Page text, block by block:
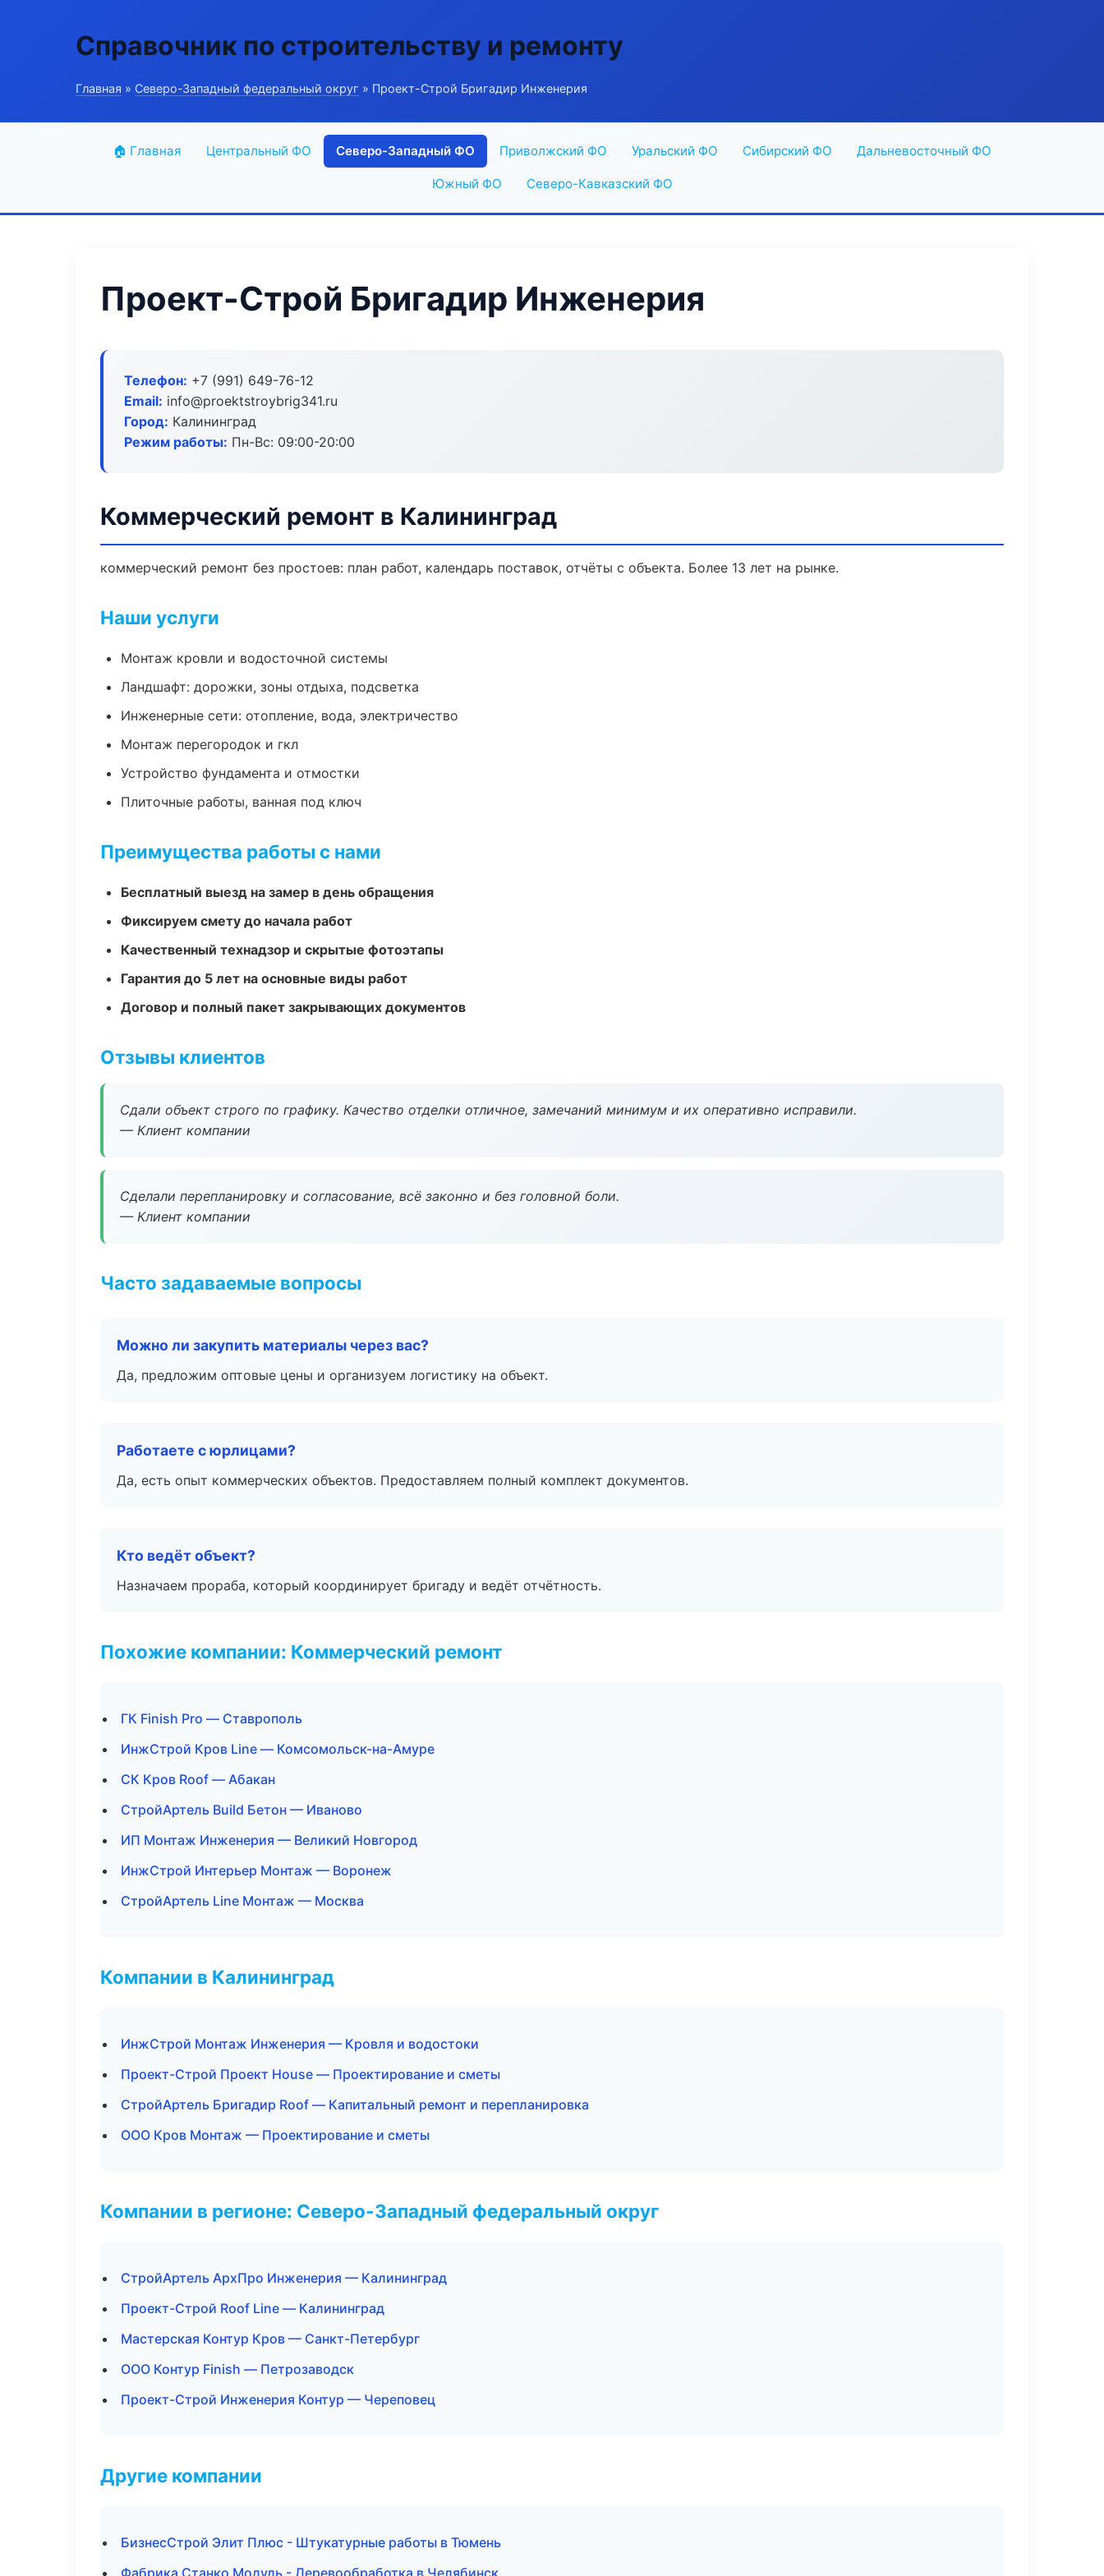
Справочник по строительству и ремонту
Главная » Северо-Западный федеральный округ » Проект-Строй Бригадир Инженерия
🏠 Главная Центральный ФО Северо-Западный ФО Приволжский ФО Уральский ФО Сибирский ФО Дальневосточный ФО
Южный ФО Северо-Кавказский ФО
Проект-Строй Бригадир Инженерия
Телефон: +7 (991) 649-76-12
Email: info@proektstroybrig341.ru
Город: Калининград
Режим работы: Пн-Вс: 09:00-20:00
Коммерческий ремонт в Калининград
коммерческий ремонт без простоев: план работ, календарь поставок, отчёты с объекта. Более 13 лет на рынке.
Наши услуги
Монтаж кровли и водосточной системы
Ландшафт: дорожки, зоны отдыха, подсветка
Инженерные сети: отопление, вода, электричество
Монтаж перегородок и гкл
Устройство фундамента и отмостки
Плиточные работы, ванная под ключ
Преимущества работы с нами
Бесплатный выезд на замер в день обращения
Фиксируем смету до начала работ
Качественный технадзор и скрытые фотоэтапы
Гарантия до 5 лет на основные виды работ
Договор и полный пакет закрывающих документов
Отзывы клиентов
Сдали объект строго по графику. Качество отделки отличное, замечаний минимум и их оперативно исправили.
— Клиент компании
Сделали перепланировку и согласование, всё законно и без головной боли.
— Клиент компании
Часто задаваемые вопросы
Можно ли закупить материалы через вас?
Да, предложим оптовые цены и организуем логистику на объект.
Работаете с юрлицами?
Да, есть опыт коммерческих объектов. Предоставляем полный комплект документов.
Кто ведёт объект?
Назначаем прораба, который координирует бригаду и ведёт отчётность.
Похожие компании: Коммерческий ремонт
ГК Finish Pro — Ставрополь
ИнжСтрой Кров Line — Комсомольск-на-Амуре
СК Кров Roof — Абакан
СтройАртель Build Бетон — Иваново
ИП Монтаж Инженерия — Великий Новгород
ИнжСтрой Интерьер Монтаж — Воронеж
СтройАртель Line Монтаж — Москва
Компании в Калининград
ИнжСтрой Монтаж Инженерия — Кровля и водостоки
Проект-Строй Проект House — Проектирование и сметы
СтройАртель Бригадир Roof — Капитальный ремонт и перепланировка
ООО Кров Монтаж — Проектирование и сметы
Компании в регионе: Северо-Западный федеральный округ
СтройАртель АрхПро Инженерия — Калининград
Проект-Строй Roof Line — Калининград
Мастерская Контур Кров — Санкт-Петербург
ООО Контур Finish — Петрозаводск
Проект-Строй Инженерия Контур — Череповец
Другие компании
БизнесСтрой Элит Плюс - Штукатурные работы в Тюмень
Фабрика Станко Модуль - Деревообработка в Челябинск